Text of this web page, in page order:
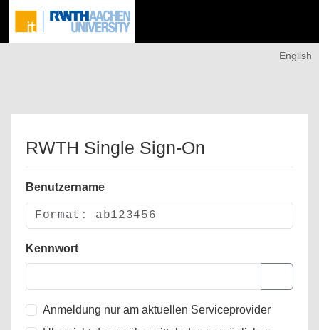
English
RWTH Single Sign-On
Benutzername
Kennwort
Anmeldung nur am aktuellen Serviceprovider